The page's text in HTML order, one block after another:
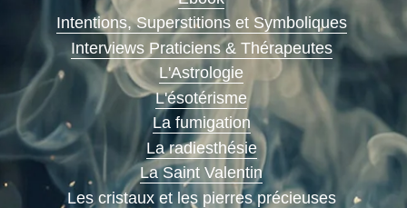
Intentions, Superstitions et Symboliques
Interviews Praticiens & Thérapeutes
L'Astrologie
L'ésotérisme
La fumigation
La radiesthésie
La Saint Valentin
Les cristaux et les pierres précieuses